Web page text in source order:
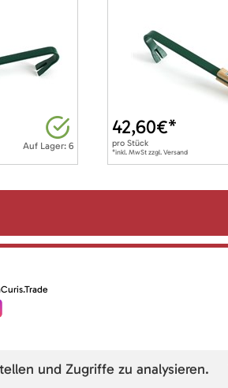
Auf Lager: 6
42,60€*
pro Stück
*inkl. MwSt zzgl. Versand
und Zugriffe zu analysieren.